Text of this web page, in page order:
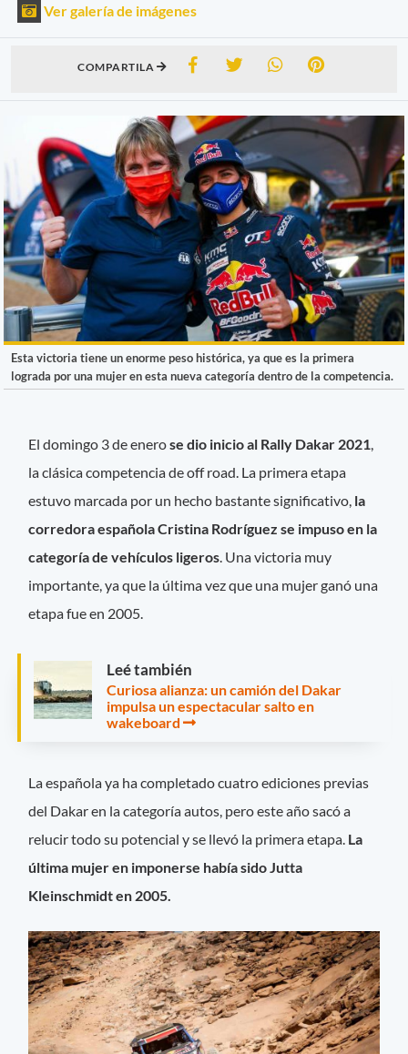
Ver galería de imágenes
COMPARTILA
Esta victoria tiene un enorme peso histórica, ya que es la primera
lograda por una mujer en esta nueva categoría dentro de la competencia.
El domingo 3 de enerose dio inicio al Rally Dakar 2021
la clásica competencia de off road. La primera etapa
estuvo marcada por un hecho bastante significativo, la
corredora española Cristina Rodríguez se impuso en la
categoría de vehículos ligeros . Una victoria muy
importante, ya que la última vez que una mujer ganó una
etapa fue en 2005.
Leé también
Curiosa alianza: un camión del Dakar
impulsa un espectacular salto en
wakeboard
La española ya ha completado cuatro ediciones previas
del Dakar en la categoría autos, pero este año sacó a
relucir todo su potencial y se llevó la primera etapa. La
última mujer en imponerse había sido Jutta
Kleinschmidt en 2005.